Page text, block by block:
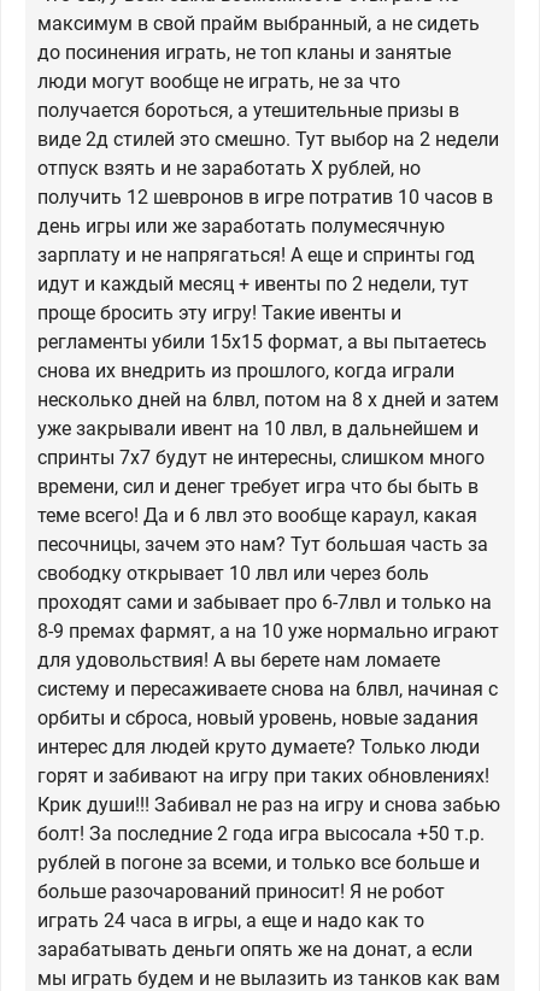
максимум в свой прайм выбранный, а не сидеть
до посинения играть, не топ кланы и занятые
люди могут вообще не играть, не за что
получается бороться, а утешительные призы в
виде 2д стилей это смешно. Тут выбор на 2 недели
отпуск взять и не заработать X рублей, но
получить 12 шевронов в игре потратив 10 часов в
день игры или же заработать полумесячную
зарплату и не напрягаться! А еще и спринты год
идут и каждый месяц + ивенты по 2 недели, тут
проще бросить эту игру! Такие ивенты и
регламенты убили 15х15 формат, а вы пытаетесь
снова их внедрить из прошлого, когда играли
несколько дней на 6лвл, потом на 8 х дней и затем
уже закрывали ивент на 10 лвл, в дальнейшем и
спринты 7х7 будут не интересны, слишком много
времени, сил и денег требует игра что бы быть в
теме всего! Да и 6 лвл это вообще караул, какая
песочницы, зачем это нам? Тут большая часть за
свободку открывает 10 лвл или через боль
проходят сами и забывает про 6-7лвл и только на
8-9 премах фармят, а на 10 уже нормально играют
для удовольствия! А вы берете нам ломаете
систему и пересаживаете снова на 6лвл, начиная с
орбиты и сброса, новый уровень, новые задания
интерес для людей круто думаете? Только люди
горят и забивают на игру при таких обновлениях!
Крик души!!! Забивал не раз на игру и снова забью
болт! За последние 2 года игра высосала +50 т.р.
рублей в погоне за всеми, и только все больше и
больше разочарований приносит! Я не робот
играть 24 часа в игры, а еще и надо как то
зарабатывать деньги опять же на донат, а если
мы играть будем и не вылазить из танков как вам